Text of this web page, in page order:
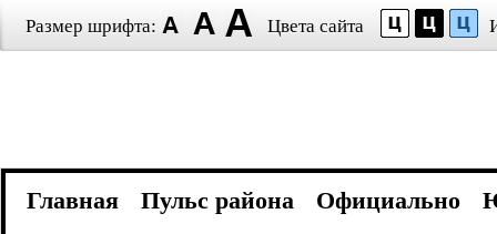
Размер шрифта: Цвета сайта
Главная Пульс района Официально